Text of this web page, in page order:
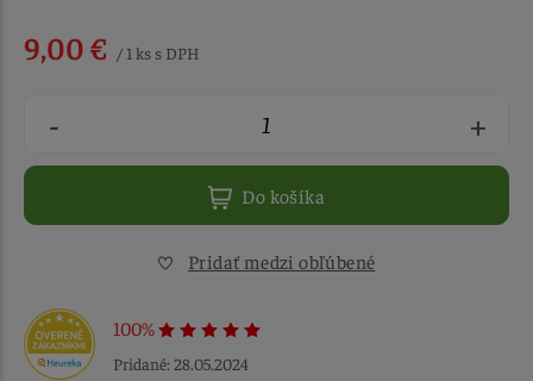
9,00 € / 1 ks s DPH
- +
Do košíka
Pridať medzi obľúbené
100%
Pridané: 28.05.2024